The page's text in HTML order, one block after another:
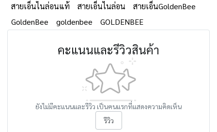
สายเอ็นไนล่อนแท้
สายเอ็นไนล่อน
สายเอ็นGoldenBee
GoldenBee
goldenbee GOLDENBEE
คะแนนและรีวิวสินค้า
ยังไม่มีคะแนนและรีวิว เป็นคนแรกที่แสดงความคิดเห็น
รีวิว